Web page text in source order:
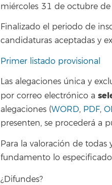
miércoles 31 de octubre
Finalizado el periodo de
candidaturas aceptadas y
Primer listado provisional
Las alegaciones única y
por correo electrónico a
alegaciones (WORD, PDF,
presenten, se procederá a
Para la valoración de
fundamento lo
¿Difundes?